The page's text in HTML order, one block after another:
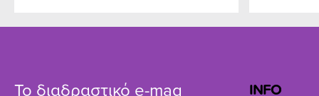
Το διαδραστικό e-mag INFO